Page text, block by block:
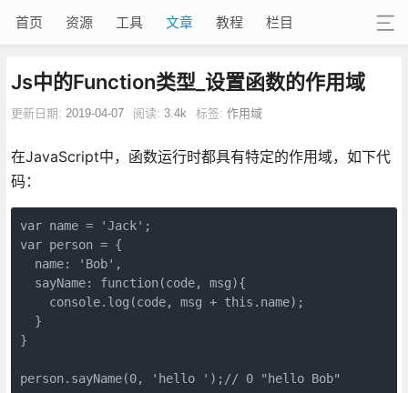
首页 资源 工具 文章 教程 栏目
Js中的Function类型_设置函数的作用域
更新日期: 2019-04-07 阅读: 3.4k 标签: 作用域
在JavaScript中，函数运行时都具有特定的作用域，如下代
码：
var name = 'Jack';
var person = {
  name: 'Bob',
  sayName: function(code, msg){
    console.log(code, msg + this.name);
  }
}
person.sayName(0, 'hello ');// 0 "hello Bob"